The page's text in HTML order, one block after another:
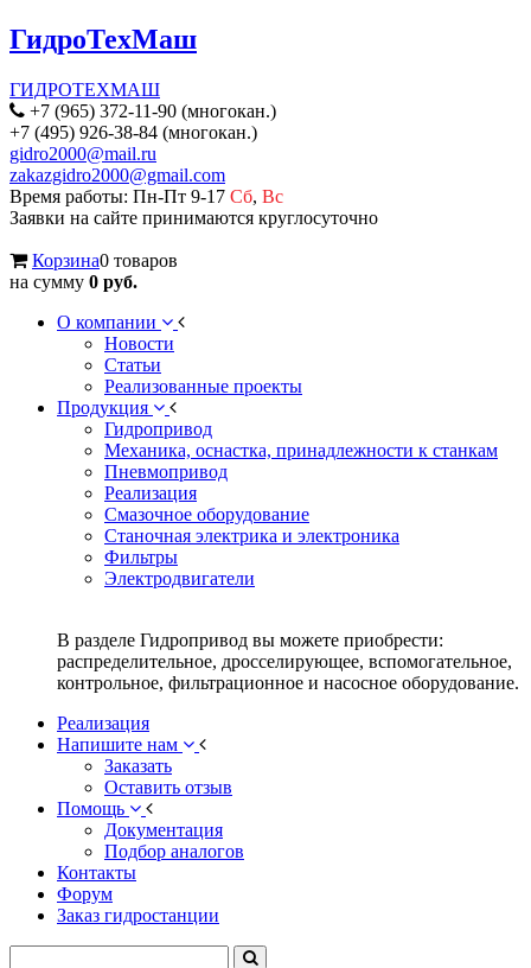
ГидроТехМаш
ГИДРОТЕХМАШ
+7 (965) 372-11-90 (многокан.)
+7 (495) 926-38-84 (многокан.)
gidro2000@mail.ru
zakazgidro2000@gmail.com
Время работы: Пн-Пт 9-17 Сб, Вс
Заявки на сайте принимаются круглосуточно
Корзина0 товаров
на сумму 0 руб.
О компании
Новости
Статьи
Реализованные проекты
Продукция
Гидропривод
Механика, оснастка, принадлежности к станкам
Пневмопривод
Реализация
Смазочное оборудование
Станочная электрика и электроника
Фильтры
Электродвигатели
В разделе Гидропривод вы можете приобрести:
распределительное, дросселирующее, вспомогательное,
контрольное, фильтрационное и насосное оборудование.
Реализация
Напишите нам
Заказать
Оставить отзыв
Помощь
Документация
Подбор аналогов
Контакты
Форум
Заказ гидростанции